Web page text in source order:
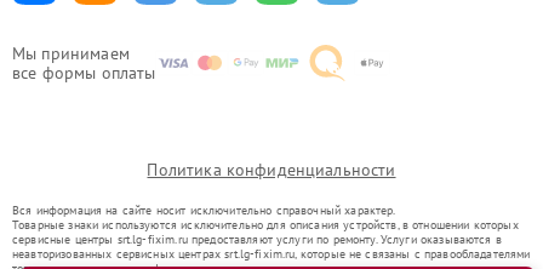
Мы принимаем
все формы оплаты
Политика конфиденциальности
Вся информация на сайте носит исключительно справочный характер.
Товарные знаки используются исключительно для описания устройств, в отношении которых
сервисные центры srt.lg-fixim.ru предоставляют услуги по ремонту. Услуги оказываются в
неавторизованных сервисных центрах srt.lg-fixim.ru, которые не связаны с правообладателями